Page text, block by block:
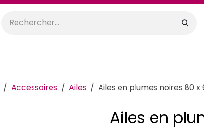
Accessoires Ailes Ailes en plumes noires 80 x
Ailes en